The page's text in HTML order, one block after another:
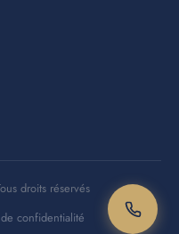
droits réservés
confidentialité